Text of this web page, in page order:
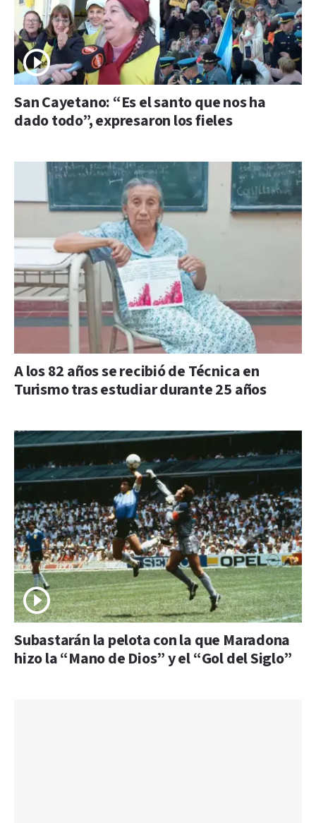
San Cayetano: “Es el santo que nos ha
dado todo”, expresaron los fieles
A los 82 años se recibió de Técnica en
Turismo tras estudiar durante 25 años
Subastarán la pelota con la que Maradona
hizo la “Mano de Dios” y el “Gol del Siglo”